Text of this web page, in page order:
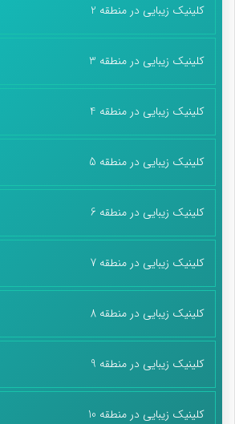
کلینیک زیبایی در منطقه 2
کلینیک زیبایی در منطقه 3
کلینیک زیبایی در منطقه 4
کلینیک زیبایی در منطقه 5
کلینیک زیبایی در منطقه 6
کلینیک زیبایی در منطقه 7
کلینیک زیبایی در منطقه 8
کلینیک زیبایی در منطقه 9
کلینیک زیبایی در منطقه 10